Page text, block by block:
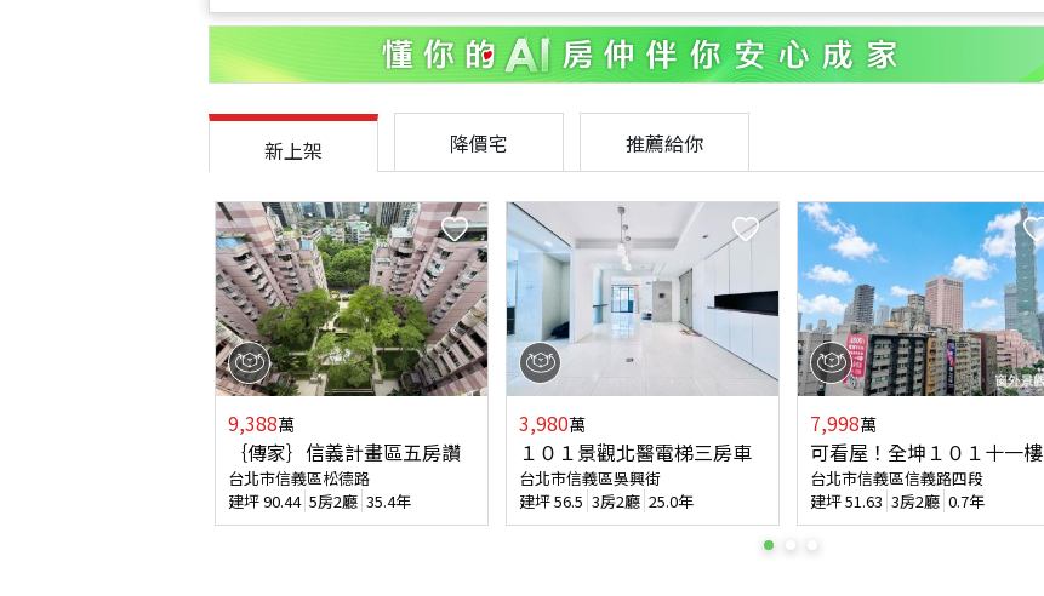
新上架 降價宅 推薦給你
9,388萬
｛傳家｝信義計畫區五房讚
台北市信義區松德路
建坪90.44 5房2廳 35.4年
3,980萬
１０１景觀北醫電梯三房車
台北市信義區吳興街
建坪56.5 3房2廳 25.0年
7,998萬
可看屋！全坤１０１十一樓
台北市信義區信義路四段
建坪51.63 3房2廳 0.7年